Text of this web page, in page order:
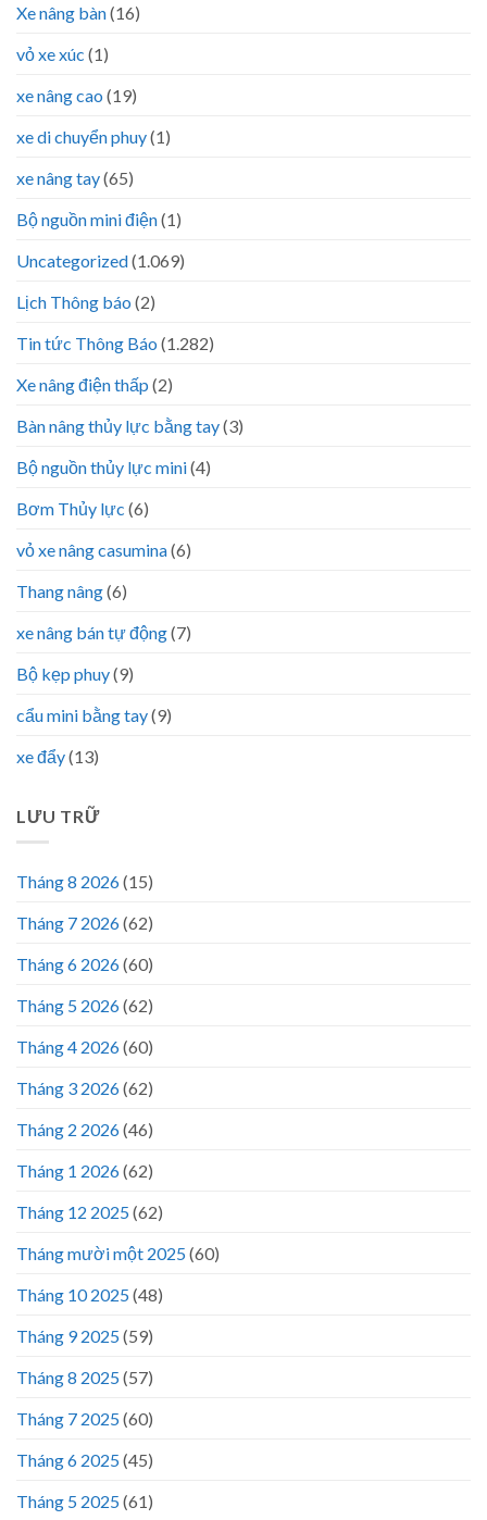
Xe nâng bàn(16)
vỏ xe xúc (1)
xe nâng cao (19)
xe di chuyển phuy(1)
xe nâng tay(65)
Bộ nguồn mini điện(1)
Uncategorized(1.069)
Lịch Thông báo (2)
Tin tức Thông Báo (1.282)
Xe nâng điện thấp (2)
Bàn nâng thủy lực bằng tay(3)
Bộ nguồn thủy lực mini(4)
Bơm Thủy lực (6)
vỏ xe nâng casumina(6)
Thang nâng(6)
xe nâng bán tự động(7)
Bộ kẹp phuy(9)
cẩu mini bằng tay(9)
xe đẩy(13)
LƯU TRỮ
Tháng 8 2026(15)
Tháng 7 2026(62)
Tháng 6 2026(60)
Tháng 5 2026(62)
Tháng 4 2026(60)
Tháng 3 2026(62)
Tháng 2 2026(46)
Tháng 1 2026(62)
Tháng 12 2025(62)
Tháng mười một 2025(60)
Tháng 10 2025(48)
Tháng 9 2025(59)
Tháng 8 2025(57)
Tháng 7 2025(60)
Tháng 6 2025(45)
Tháng 5 2025(61)